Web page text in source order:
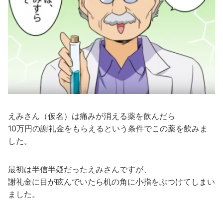
えみさん（仮名）は痛みが消える薬を飲んだら
10万円の謝礼金をもらえるという条件でこの薬を飲みま
した。
最初は半信半疑だったえみさんですが、
謝礼金に目が眩んでいたら机の角に小指をぶつけてしまい
ました。